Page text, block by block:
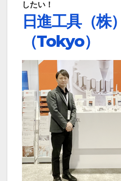
したい！
日進工具（株）
（Tokyo）